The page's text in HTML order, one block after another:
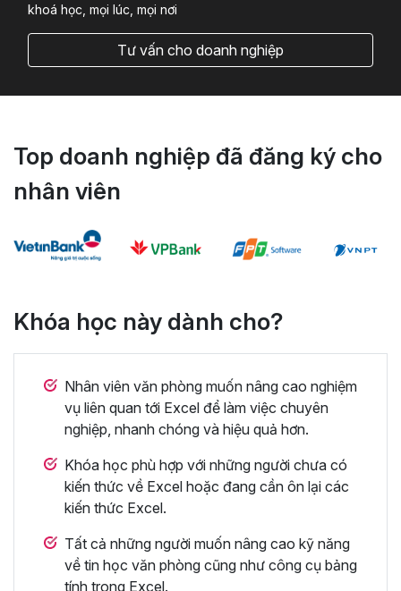
khoá học, mọi lúc, mọi nơi
Tư vấn cho doanh nghiệp
Top doanh nghiệp đã đăng ký cho
nhân viên
Khóa học này dành cho?
Nhân viên văn phòng muốn nâng cao nghiệm
vụ liên quan tới Excel để làm việc chuyên
nghiệp, nhanh chóng và hiệu quả hơn.
Khóa học phù hợp với những người chưa có
kiến thức về Excel hoặc đang cần ôn lại các
kiến thức Excel.
Tất cả những người muốn nâng cao kỹ năng
về tin học văn phòng cũng như công cụ bảng
tính trong Excel.